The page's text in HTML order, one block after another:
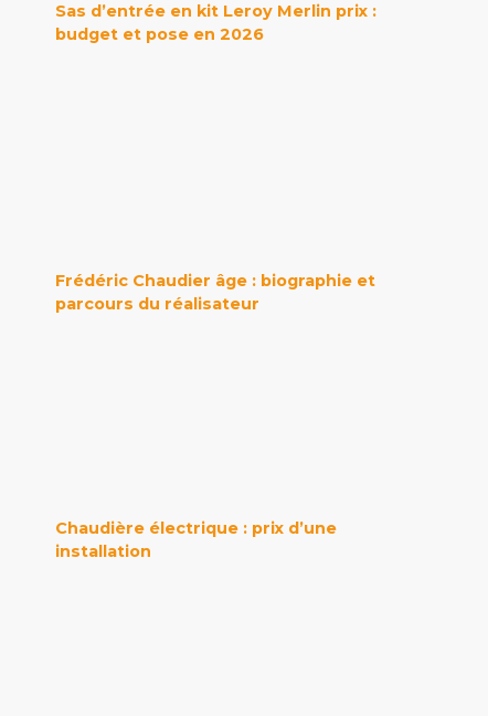
Sas d’entrée en kit Leroy Merlin prix :
budget et pose en 2026
Frédéric Chaudier âge : biographie et
parcours du réalisateur
Chaudière électrique : prix d’une
installation